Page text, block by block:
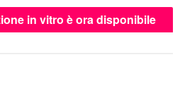
in vitro è ora disponibile